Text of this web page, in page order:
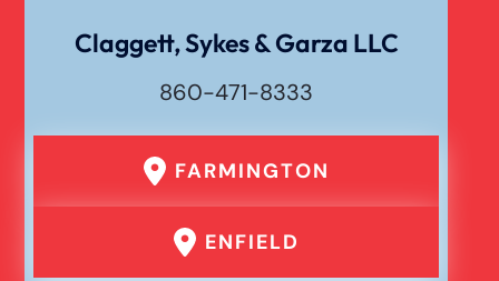
Claggett, Sykes & Garza LLC
860-471-8333
FARMINGTON
ENFIELD